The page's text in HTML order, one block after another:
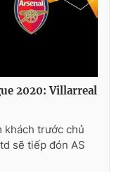
không có sự chấp
khi phát hành lại
2020: Villarreal
khách trước chủ
sẽ tiếp đón AS